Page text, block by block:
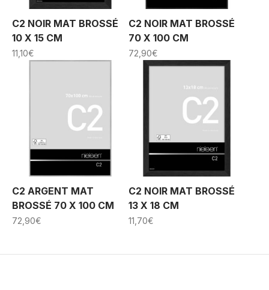
C2 NOIR MAT BROSSÉ
10 X 15 CM
11,10€
C2 NOIR MAT BROSSÉ
70 X 100 CM
72,90€
C2 ARGENT MAT
BROSSÉ 70 X 100 CM
72,90€
C2 NOIR MAT BROSSÉ
13 X 18 CM
11,70€